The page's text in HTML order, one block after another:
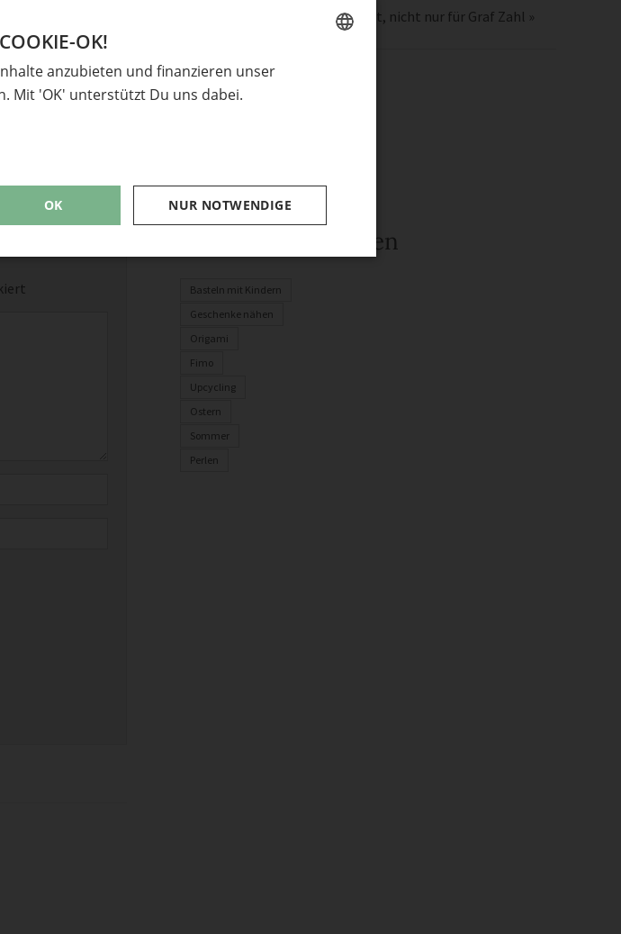
“Eine Zahlentorte!” – Ein Numbercake Rezept, nicht nur für Graf Zahl »
Verwandte Themen
Basteln mit Kindern
Geschenke nähen
Origami
Fimo
Upcycling
Ostern
Sommer
Perlen
OK!
anzubieten und finanzieren unser
Mit 'OK' unterstützt Du uns dabei.
OK NUR NOTWENDIGE